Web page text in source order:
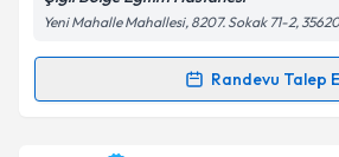
Kişisel verilerimin işlenmesine
kapsamda işlenmesini kabul
Yeni Mahalle Mahallesi, 8207. Sokak 71-2,
Randevu Talep
Randevu Takvimi Talebi